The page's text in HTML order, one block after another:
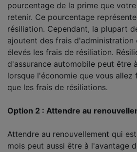
pourcentage de la prime que
retenir. Ce pourcentage
résiliation. Cependant, la plupart
ajoutent des frais d'administration
élevés les frais de résiliation.
d'assurance automobile peut être
lorsque l'économie que vous allez
que les frais de résiliations.
Option 2 : Attendre au
Attendre au renouvellement qui
mois peut aussi être à l'avantage